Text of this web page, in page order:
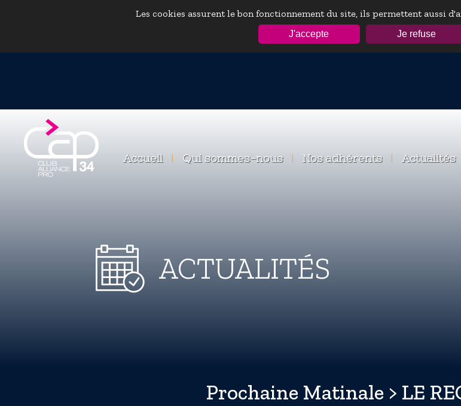
Les cookies assurent le bon fonctionnement du site, ils permettent aussi
J'accepte Je refuse
Accueil | Qui sommes-nous | Nos adhérents | Actualités
ACTUALITÉS
Prochaine Matinale > LE